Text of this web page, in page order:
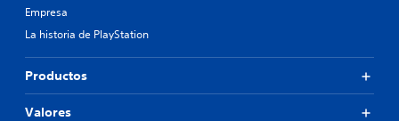
Empresa
La historia de PlayStation
Productos
Valores